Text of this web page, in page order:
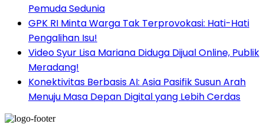
Pemuda Sedunia
GPK RI Minta Warga Tak Terprovokasi: Hati-Hati
Pengalihan Isu!
Video Syur Lisa Mariana Diduga Dijual Online, Publik
Meradang!
Konektivitas Berbasis AI: Asia Pasifik Susun Arah
Menuju Masa Depan Digital yang Lebih Cerdas